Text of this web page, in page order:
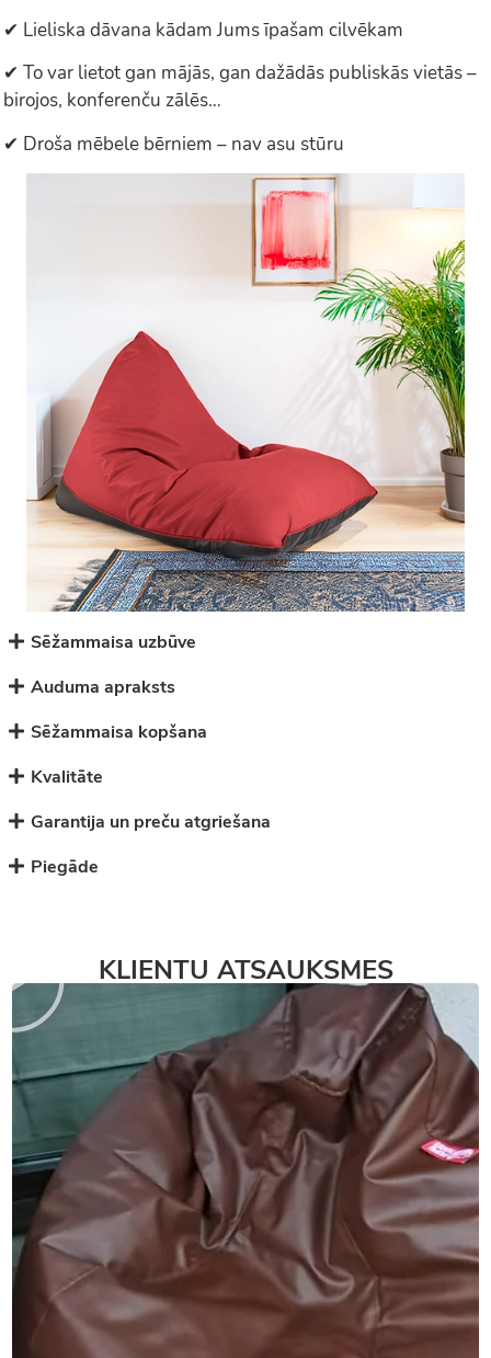
✔ Lieliska dāvana kādam Jums īpašam cilvēkam
✔ To var lietot gan mājās, gan dažādās publiskās vietās –
birojos, konferenču zālēs…
✔ Droša mēbele bērniem – nav asu stūru
Sēžammaisa uzbūve
Auduma apraksts
Sēžammaisa kopšana
Kvalitāte
Garantija un preču atgriešana
Piegāde
KLIENTU ATSAUKSMES